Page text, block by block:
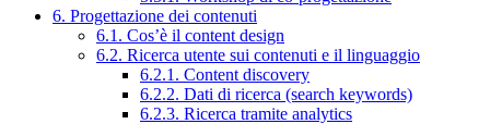
6. Progettazione dei contenuti
6.1. Cos’è il content design
6.2. Ricerca utente sui contenuti e il linguaggio
6.2.1. Content discovery
6.2.2. Dati di ricerca (search keywords)
6.2.3. Ricerca tramite analytics